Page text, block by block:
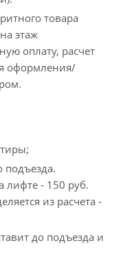
товара
этаж
оплату, расчет
оформления/
подъезда.
лифте - 150 руб.
из расчета -
до подъезда и